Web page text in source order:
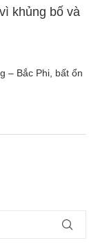
khủng bố và
– Bắc Phi, bất ổn